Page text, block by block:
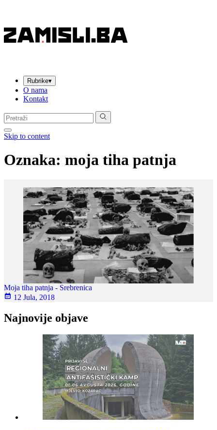
Rubrike▾
O nama
Kontakt
Pretraga:
Skip to content
Oznaka: moja tiha patnja
Moja tiha patnja - Srebrenica
12 Jula, 2018
Najnovije objave